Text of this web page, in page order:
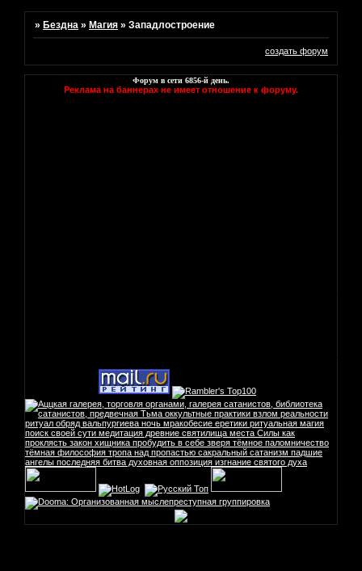
» Бездна » Магия »Западлостроение
создать форум
Форум в сети 6856-й день.
Реклама на баннерах не имеет отношение к форуму.